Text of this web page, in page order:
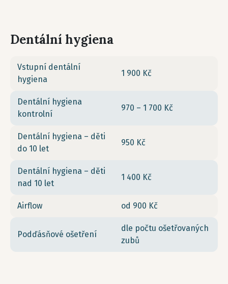
Dentální hygiena
Vstupní dentální
hygiena
1 900 Kč
Dentální hygiena
kontrolní
970 – 1 700 Kč
Dentální hygiena – děti
do 10 let
950 Kč
Dentální hygiena – děti
nad 10 let
1 400 Kč
Airflow od 900 Kč
Podďásňové ošetření
dle počtu ošetřovaných
zubů